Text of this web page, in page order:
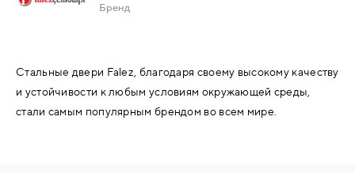
И
"УМНЫЙ
Бренд
Стальные двери Falez, благодаря своему высокому качеству
и устойчивости к любым условиям окружающей среды,
стали самым популярным брендом во всем мире.